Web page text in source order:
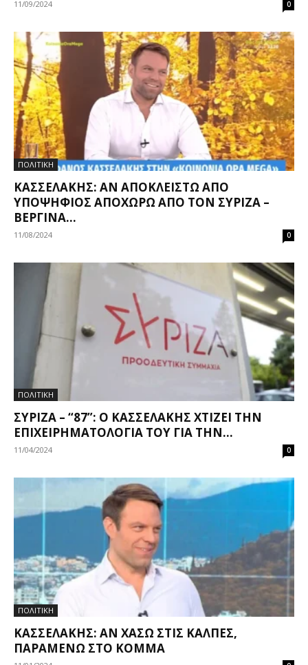
11/09/2024 0
ΠΟΛΙΤΙΚΗ
ΚΑΣΣΕΛΆΚΗΣ: ΑΝ ΑΠΟΚΛΕΙΣΤΏ ΑΠΌ
ΥΠΟΨΉΦΙΟΣ ΑΠΟΧΩΡΏ ΑΠΌ ΤΟΝ ΣΥΡΙΖΑ –
ΒΕΡΓΊΝΑ...
11/08/2024 0
ΠΟΛΙΤΙΚΗ
ΣΥΡΙΖΑ – “87”: Ο ΚΑΣΣΕΛΆΚΗΣ ΧΤΊΖΕΙ ΤΗΝ
ΕΠΙΧΕΙΡΗΜΑΤΟΛΟΓΊΑ ΤΟΥ ΓΙΑ ΤΗΝ...
11/04/2024 0
ΠΟΛΙΤΙΚΗ
ΚΑΣΣΕΛΆΚΗΣ: ΑΝ ΧΆΣΩ ΣΤΙΣ ΚΆΛΠΕΣ,
ΠΑΡΑΜΈΝΩ ΣΤΟ ΚΌΜΜΑ